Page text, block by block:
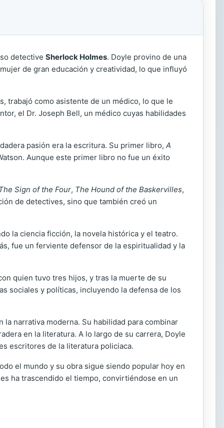
detective Sherlock Holmes. Doyle provino de una
de gran educación y creatividad, lo que influyó
trabajó como asistente de un médico, lo que le
el Dr. Joseph Bell, un médico cuyas habilidades
pasión era la escritura. Su primer libro, A
Aunque este primer libro no fue un éxito
Sign of the Four, The Hound of the Baskervilles,
de detectives, sino que también creó un
la ciencia ficción, la novela histórica y el teatro.
fue un ferviente defensor de la espiritualidad y la
quien tuvo tres hijos, y tras la muerte de su
sociales y políticas, incluyendo la defensa de los
narrativa moderna. Su habilidad para combinar
en la literatura. A lo largo de su carrera, Doyle
escritores de la literatura policiaca.
el mundo y su obra sigue siendo popular hoy en
ha trascendido el tiempo, convirtiéndose en un